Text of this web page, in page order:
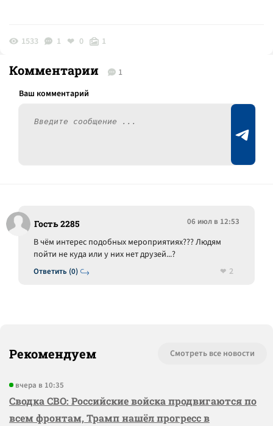
1533 1 0 1
Комментарии 1
Гость 2285 06 июл в 12:53
Ответить (0)
В чём интерес подобных мероприятиях??? Людям
пойти не куда или у них нет друзей...?
2
Рекомендуем Смотреть все новости
вчера в 10:35
Сводка СВО: Российские войска продвигаются по
всем фронтам, Трамп нашёл прогресс в